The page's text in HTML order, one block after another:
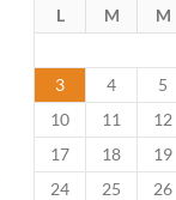
L M M
3
4 5
10
11 12
17
18 19
24
25 26